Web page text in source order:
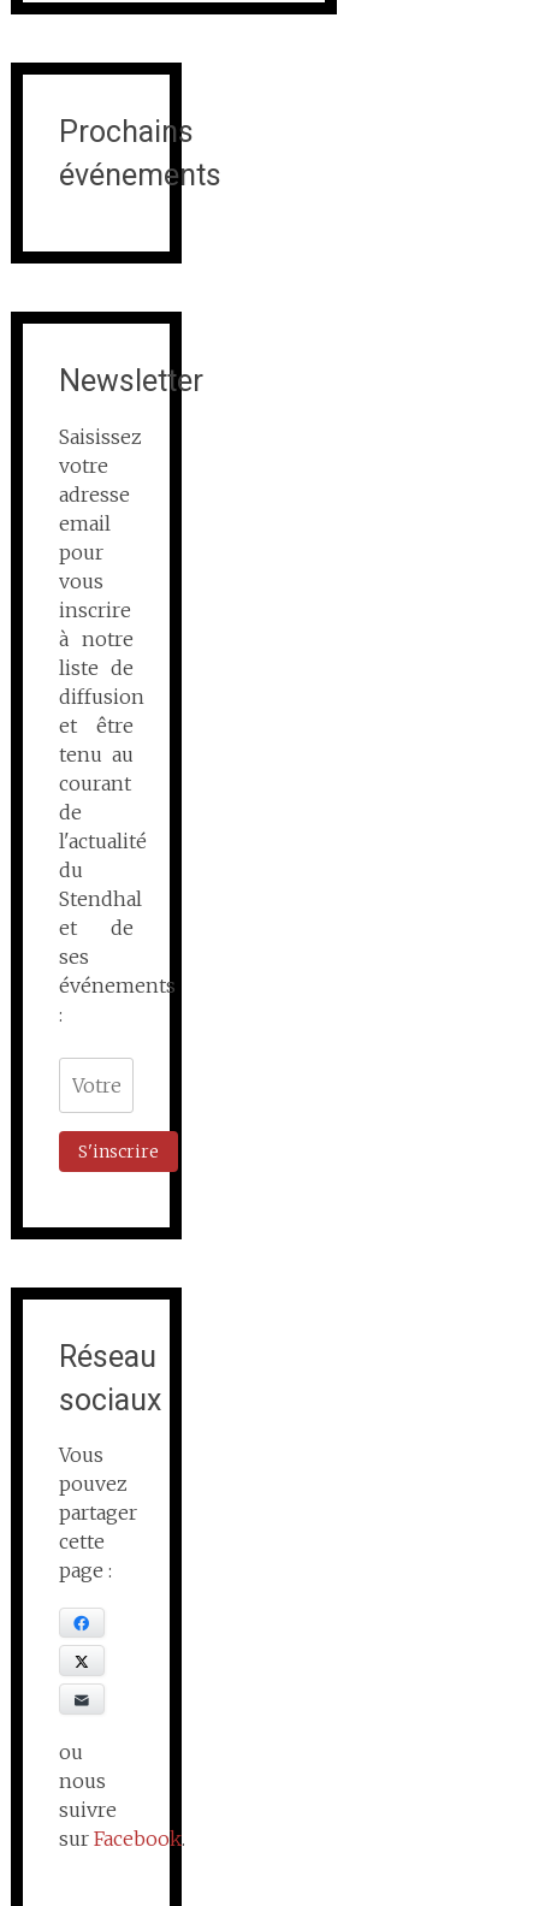
Prochains
événements
Newsletter
Saisissez
votre
adresse
email
pour
vous
inscrire
à notre
liste de
diffusion
et être
tenu au
courant
de
l'actualité
du
Stendhal
et de
ses
événements
:
Réseau
sociaux
Vous
pouvez
partager
cette
page :
ou
nous
suivre
sur Facebook.